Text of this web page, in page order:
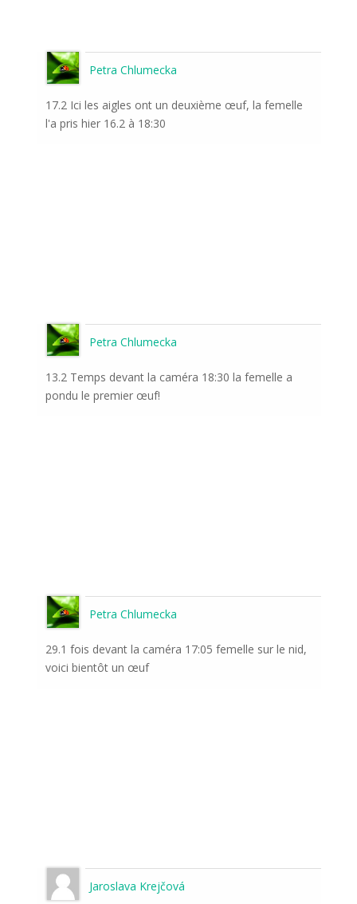
Petra Chlumecka
17.2 Ici les aigles ont un deuxième œuf, la femelle
l'a pris hier 16.2 à 18:30
Petra Chlumecka
13.2 Temps devant la caméra 18:30 la femelle a
pondu le premier œuf!
Petra Chlumecka
29.1 fois devant la caméra 17:05 femelle sur le nid,
voici bientôt un œuf
Jaroslava Krejčová